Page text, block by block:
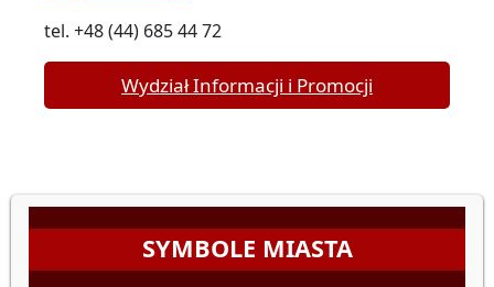
tel. +48 (44) 685 44 72
Wydział Informacji i Promocji
SYMBOLE MIASTA